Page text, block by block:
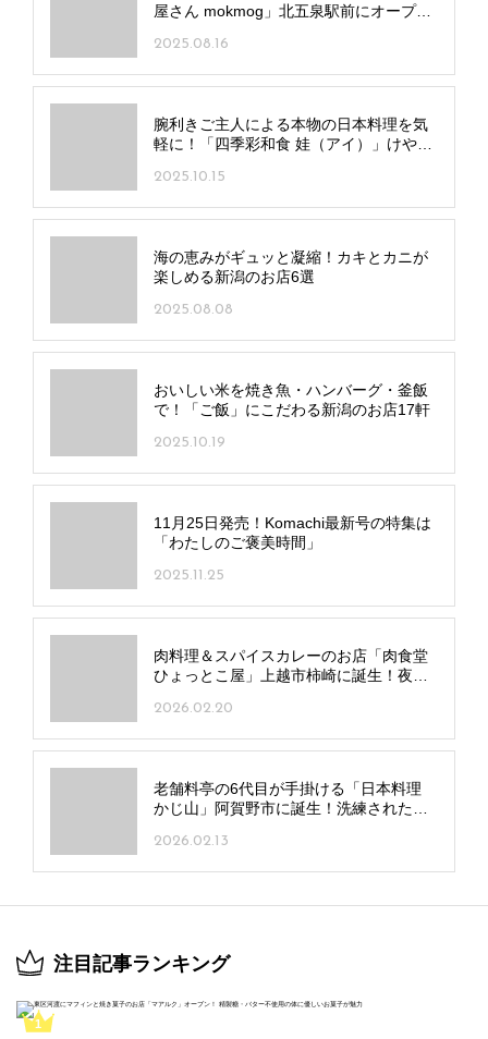
屋さん mokmog」北五泉駅前にオープ
2025.08.16
腕利きご主人による本物の日本料理を気
軽に！「四季彩和食 娃（アイ）」けやき
2025.10.15
海の恵みがギュッと凝縮！カキとカニが
楽しめる新潟のお店6選
2025.08.08
おいしい米を焼き魚・ハンバーグ・釜飯
で！「ご飯」にこだわる新潟のお店17軒
2025.10.19
11月25日発売！Komachi最新号の特集は
「わたしのご褒美時間」
2025.11.25
肉料理＆スパイスカレーのお店「肉食堂
ひょっとこ屋」上越市柿崎に誕生！夜は
2026.02.20
老舗料亭の6代目が手掛ける「日本料理
かじ山」阿賀野市に誕生！洗練された料
2026.02.13
注目記事ランキング